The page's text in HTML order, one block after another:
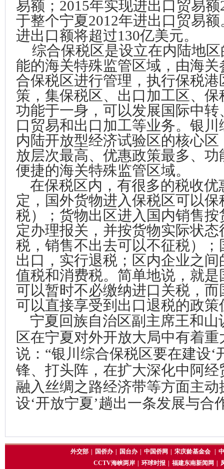
易额；2015年实现进出口贸易
于整个宁夏2012年进出口贸易
进出口额将超过130亿美元。
综合保税区是设立在内陆地
能的海关特殊监管区域，由海
合保税区进行管理，执行保税
策，集保税区、出口加工区、
功能于一身，可以发展国际中
口贸易和出口加工等业务。银
内陆开放型经济试验区的核心
放层次最高、优惠政策最多、
便捷的海关特殊监管区域。
在保税区内，有很多的税收优
定，国外货物进入保税区可以
税）；货物出区进入国内销售
定办理报关，并按货物实际状
税，销售不出去可以不征税）
出口，实行退税；区内企业之
值税和消费税。简单地说，就
可以暂时不必缴纳进口关税，
可以直接享受到出口退税的政策
宁夏回族自治区副主席王和
区在宁夏对外开放大局中有着
说：“银川综合保税区要在建设‘
锋、打头阵，在扩大深化中阿
融入丝绸之路经济带等方面主
设‘开放宁夏’趟出一条发展与合
外交部 国侨办 国台办 中国侨网 宋庆龄基金会
CCTV海峡两岸
环球时报 福建东南新闻网